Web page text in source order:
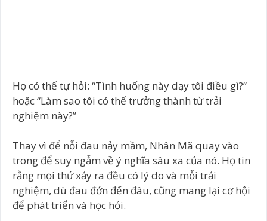
Họ có thể tự hỏi: “Tình huống này dạy tôi điều gì?”
hoặc “Làm sao tôi có thể trưởng thành từ trải
nghiệm này?”
Thay vì để nỗi đau nảy mầm, Nhân Mã quay vào
trong để suy ngẫm về ý nghĩa sâu xa của nó. Họ tin
rằng mọi thứ xảy ra đều có lý do và mỗi trải
nghiệm, dù đau đớn đến đâu, cũng mang lại cơ hội
để phát triển và học hỏi.